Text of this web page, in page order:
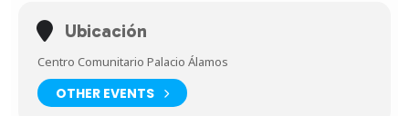
Ubicación
Centro Comunitario Palacio Álamos
OTHER EVENTS